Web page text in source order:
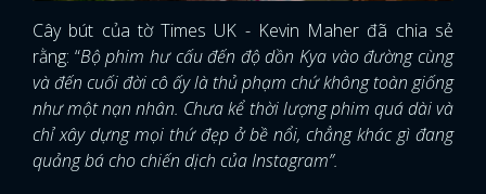
Cây bút của tờ Times UK - Kevin Maher đã chia sẻ
rằng: “Bộ phim hư cấu đến độ dồn Kya vào đường cùng
và đến cuối đời cô ấy là thủ phạm chứ không toàn giống
như một nạn nhân. Chưa kể thời lượng phim quá dài và
chỉ xây dựng mọi thứ đẹp ở bề nổi, chẳng khác gì đang
quảng bá cho chiến dịch của Instagram”.